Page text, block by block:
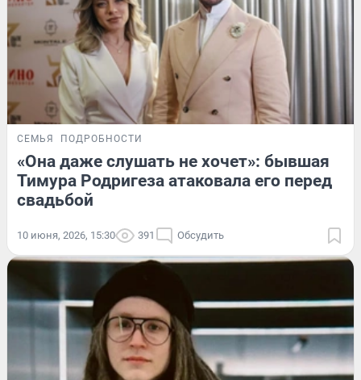
СЕМЬЯ ПОДРОБНОСТИ
«Она даже слушать не хочет»: бывшая
Тимура Родригеза атаковала его перед
свадьбой
10 июня, 2026, 15:30 391 Обсудить